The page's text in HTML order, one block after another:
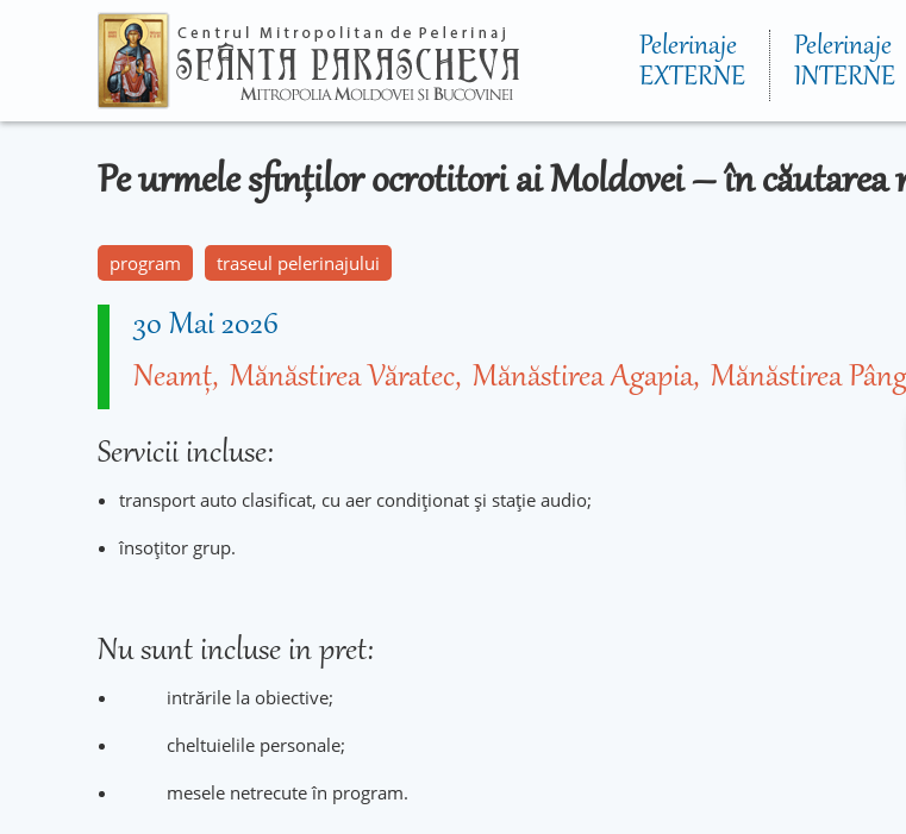
conţinutul
principal
Pelerinaje
EXTERNE
Pelerinaje
INTERNE
Pe urmele sfinților ocrotitori ai Moldovei – în
program traseul pelerinajului
30 Mai 2026
Neamț Mănăstirea Văratec Mănăstirea Agapia Mănăstirea
Servicii incluse:
transport auto clasificat, cu aer condiționat și stație audio;
însoțitor grup.
Nu sunt incluse in pret:
intrările la obiective;
cheltuielile personale;
mesele netrecute în program.